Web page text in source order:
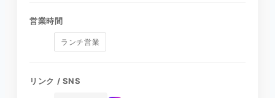
営業時間
ランチ営業
リンク / SNS